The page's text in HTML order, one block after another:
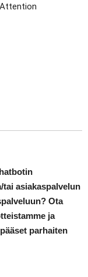
asiakaspalvelun
Ota
ja
parhaiten